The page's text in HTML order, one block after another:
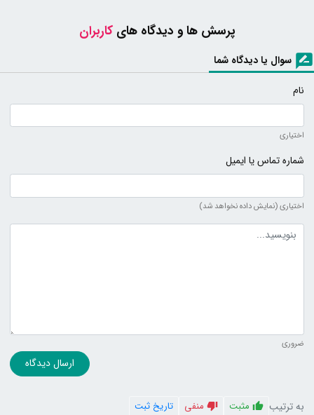
پرسش ها و دیدگاه هایکاربران
سوال یا دیدگاه شما
نام
اختیاری
شماره تماس یا ایمیل
اختیاری (نمایش داده نخواهد شد)
متن دیدگاه
ضروری
ارسال دیدگاه
به ترتیب مثبت منفی تاریخ ثبت